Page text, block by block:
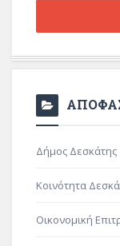
Δήμος Δεσκάτης
Κοινότητα
Οικονομική